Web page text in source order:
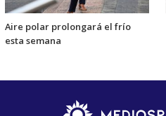
Aire polar prolongará el frío
esta semana